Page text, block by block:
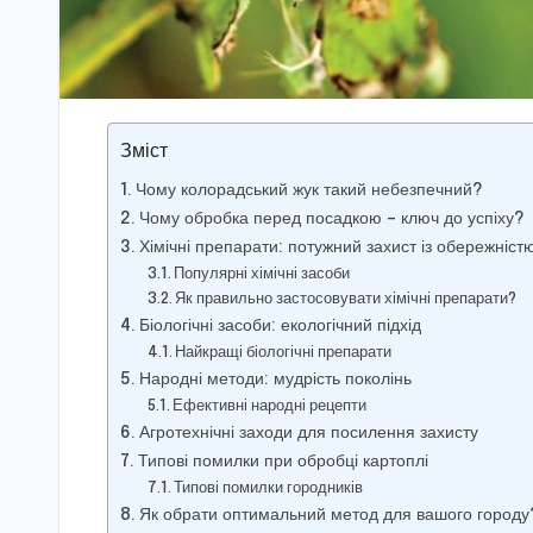
Зміст
Чому колорадський жук такий небезпечний?
Чому обробка перед посадкою – ключ до успіху?
Хімічні препарати: потужний захист із
Популярні хімічні засоби
Як правильно застосовувати хімічні препарати?
Біологічні засоби: екологічний підхід
Найкращі біологічні препарати
Народні методи: мудрість поколінь
Ефективні народні рецепти
Агротехнічні заходи для посилення захисту
Типові помилки при обробці картоплі
Типові помилки городників
Як обрати оптимальний метод для вашого